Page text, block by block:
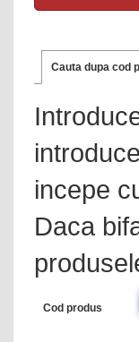
Cauta dupa cod
incepe
Daca
Cod produs